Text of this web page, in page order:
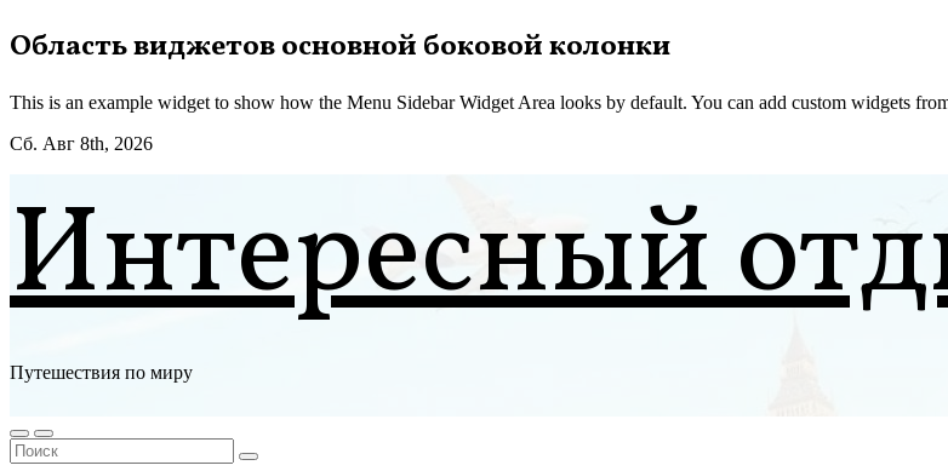
Перейти
к
Область виджетов основной боковой колонки
This is an example widget to show how the Menu Sidebar Widget Area looks by default. You can add custom widgets
Сб. Авг 8th, 2026
Интересный
Путешествия по миру